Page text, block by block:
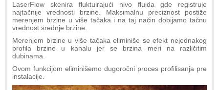
LaserFlow skenira fluktuirajući nivo fluida gde registruje
najtačnije vrednosti brzine. Maksimalnu preciznost postiže
merenjem brzine u više tačaka i na taj način dobijamo tačnu
vrednost srednje brzine.
Merenjem brzine u više tačaka eliminiše se efekt nejednakog
profila brzine u kanalu jer se brzina meri na različitim
dubinama.
Ovom funkcijom eliminišemo dugoročni proces profilisanja pre
instalacije.